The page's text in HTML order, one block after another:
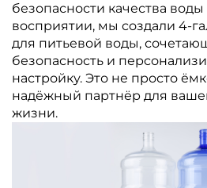
безопасности качества
восприятии, мы создали 4-
для питьевой воды,
безопасность и
настройку. Это не просто
надёжный партнёр для
жизни.